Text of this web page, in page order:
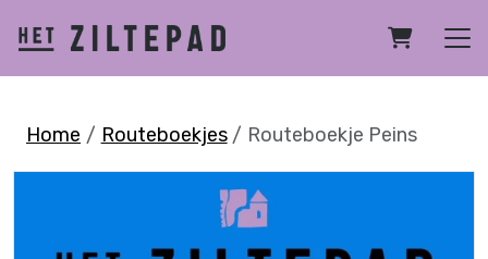
Home Routeboekjes Routeboekje Peins